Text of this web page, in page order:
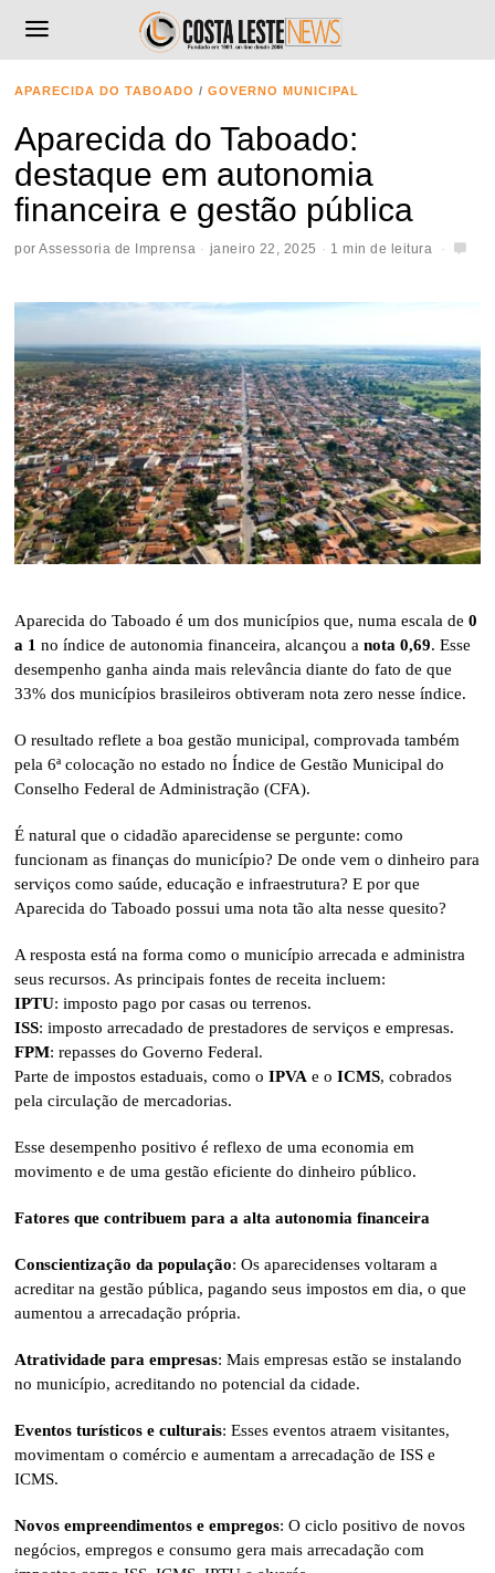
APARECIDA DO TABOADO / GOVERNO MUNICIPAL
Aparecida do Taboado:
destaque em autonomia
financeira e gestão pública
porAssessoria de Imprensa janeiro 22, 2025 1 min de leitura
Aparecida do Taboado é um dos municípios que, numa escala de0
a 1 no índice de autonomia financeira, alcançou anota 0,69. Esse
desempenho ganha ainda mais relevância diante do fato de que
33% dos municípios brasileiros obtiveram nota zero nesse índice.
O resultado reflete a boa gestão municipal, comprovada também
pela 6ª colocação no estado no Índice de Gestão Municipal do
Conselho Federal de Administração (CFA).
É natural que o cidadão aparecidense se pergunte: como
funcionam as finanças do município? De onde vem o dinheiro para
serviços como saúde, educação e infraestrutura? E por que
Aparecida do Taboado possui uma nota tão alta nesse quesito?
A resposta está na forma como o município arrecada e administra
seus recursos. As principais fontes de receita incluem:
IPTU: imposto pago por casas ou terrenos.
ISS: imposto arrecadado de prestadores de serviços e empresas.
FPM: repasses do Governo Federal.
Parte de impostos estaduais, como oIPVA e oICMS, cobrados
pela circulação de mercadorias.
Esse desempenho positivo é reflexo de uma economia em
movimento e de uma gestão eficiente do dinheiro público.
Fatores que contribuem para a alta autonomia financeira
Conscientização da população: Os aparecidenses voltaram a
acreditar na gestão pública, pagando seus impostos em dia, o que
aumentou a arrecadação própria.
Atratividade para empresas: Mais empresas estão se instalando
no município, acreditando no potencial da cidade.
Eventos turísticos e culturais: Esses eventos atraem visitantes,
movimentam o comércio e aumentam a arrecadação de ISS e
ICMS.
Novos empreendimentos e empregos: O ciclo positivo de novos
negócios, empregos e consumo gera mais arrecadação com